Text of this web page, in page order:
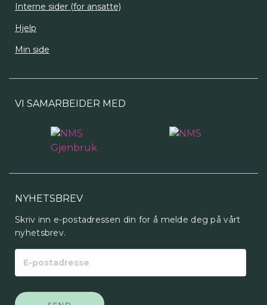
Interne sider (for ansatte)
Hjelp
Min side
VI SAMARBEIDER MED
NYHETSBREV
Skriv inn e-postadressen din for å melde deg på vårt
nyhetsbrev.
postadresse